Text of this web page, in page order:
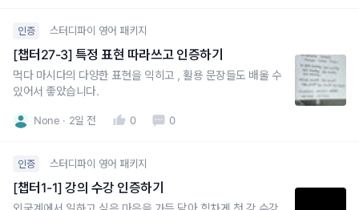
인증 스터디파이 영어 패키지
[챕터27-3] 특정 표현 따라쓰고 인증하기
먹다 마시다의 다양한 표현을 익히고 , 활용 문장들도 배울 수
있어서 좋았습니다.
None 2일 전 0 0
인증 스터디파이 영어 패키지
[챕터1-1] 강의 수강 인증하기